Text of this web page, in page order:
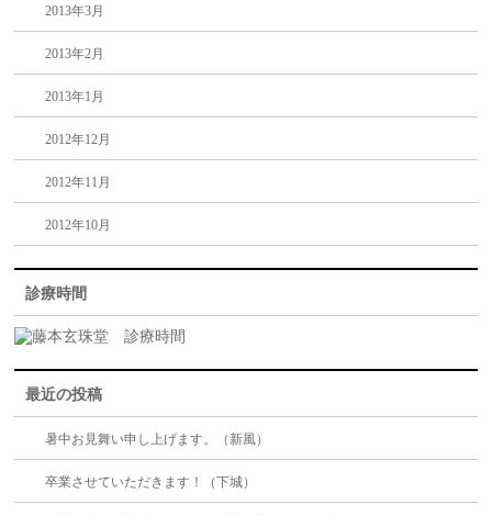
2013年3月
2013年2月
2013年1月
2012年12月
2012年11月
2012年10月
診療時間
最近の投稿
暑中お見舞い申し上げます。（新風）
卒業させていただきます！（下城）